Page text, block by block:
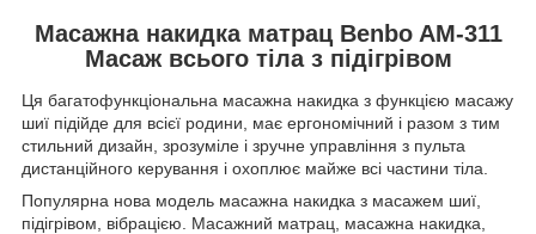
Масажна накидка матрац Benbo AM-311
Масаж всього тіла з підігрівом
Ця багатофункціональна масажна накидка з функцією масажу
шиї підійде для всієї родини, має ергономічний і разом з тим
стильний дизайн, зрозуміле і зручне управління з пульта
дистанційного керування і охоплює майже всі частини тіла.
Популярна нова модель масажна накидка з масажем шиї,
підігрівом, вібрацією. Масажний матрац, масажна накидка,